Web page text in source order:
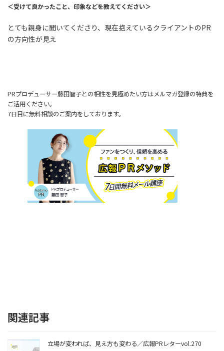
＜受けて良かったこと、印象などを教えてください＞
とても親身に聞いてくださり、現在抱えているクライアントのPR
の方向性が見え
PRプロデューサー藤田智子との相性を見極めたい方はメルマガ登録の特典を
ご活用ください。
7日目に無料相談のご案内をしております。
関連記事
立場が変われば、見え方も変わる／広報PRレターvol.270